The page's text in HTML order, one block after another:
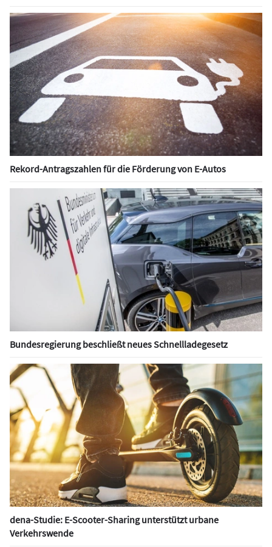
Rekord-Antragszahlen für die Förderung von E-Autos
Bundesregierung beschließt neues Schnellladegesetz
dena-Studie: E-Scooter-Sharing unterstützt urbane
Verkehrswende